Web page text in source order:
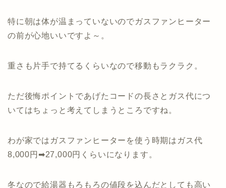
特に朝は体が温まっていないのでガスファンヒーター
の前が心地いいですよ～。
重さも片手で持てるくらいなので移動もラクラク。
ただ後悔ポイントであげたコードの長さとガス代につ
いてはちょっと考えてしまうところですね。
わが家ではガスファンヒーターを使う時期はガス代
8,000円➡27,000円くらいになります。
冬なので給湯器もろもろの値段を込んだとしても高い